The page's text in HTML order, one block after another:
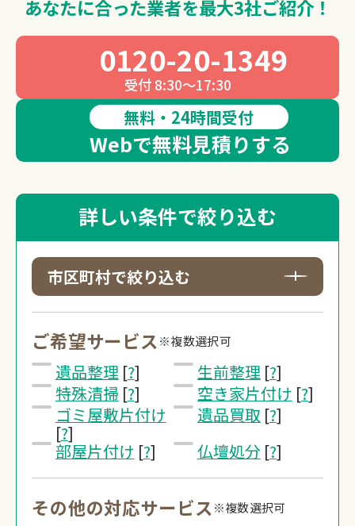
あなたに合った業者を最大3社ご紹介！
0120-20-1349
受付 8:30～17:30
無料・24時間受付
Webで無料見積りする
詳しい条件で絞り込む
市区町村で絞り込む
ご希望サービス※複数選択可
遺品整理 [?] 生前整理 [?]
特殊清掃 [?] 空き家片付け [?]
ゴミ屋敷片付け
[?]
遺品買取 [?]
部屋片付け [?] 仏壇処分 [?]
その他の対応サービス※複数選択可